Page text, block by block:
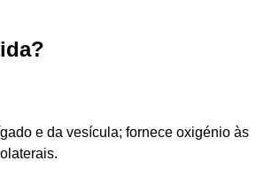
e da vesícula; fornece oxigénio às